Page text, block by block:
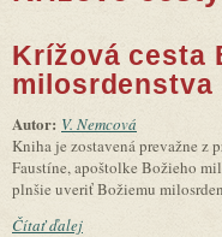
Krížová cesta
milosrdenstva
Autor: V. Nemcová
Kniha je zostavená prevažne z
Faustíne, apoštolke Božieho
plnšie uveriť Božiemu
Čítať ďalej